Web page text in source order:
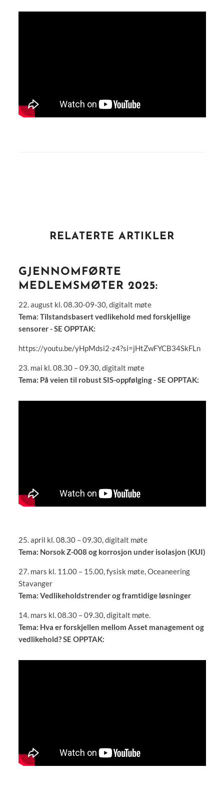
RELATERTE ARTIKLER
GJENNOMFØRTE
MEDLEMSMØTER 2025:
22. august kl. 08.30-09-30, digitalt møte
Tema: Tilstandsbasert vedlikehold med forskjellige
sensorer - SE OPPTAK:
https://youtu.be/yHpMdsi2-z4?si=jHtZwFYCB34SkFLn
23. mai kl. 08.30 – 09.30, digitalt møte
Tema: På veien til robust SIS-oppfølging - SE OPPTAK:
25. april kl. 08.30 – 09.30, digitalt møte
Tema: Norsok Z-008 og korrosjon under isolasjon (KUI)
27. mars kl. 11.00 – 15.00, fysisk møte, Oceaneering
Stavanger
Tema: Vedlikeholdstrender og framtidige løsninger
14. mars kl. 08.30 – 09.30, digitalt møte.
Tema: Hva er forskjellen mellom Asset management og
vedlikehold? SE OPPTAK: